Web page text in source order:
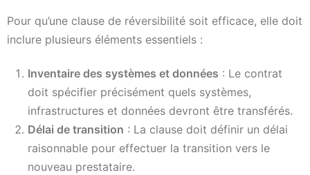
Pour qu’une clause de réversibilité soit efficace, elle doit
inclure plusieurs éléments essentiels :
Inventaire des systèmes et données : Le contrat
doit spécifier précisément quels systèmes,
infrastructures et données devront être transférés.
Délai de transition : La clause doit définir un délai
raisonnable pour effectuer la transition vers le
nouveau prestataire.